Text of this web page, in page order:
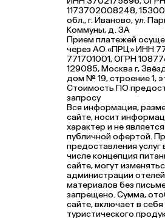
1173702008248,
обл., г. Иваново, ул.
Коммуны, д. ЗА
Прием платежей
через АО «ПРЦ» ИНН
771701001, ОГРН
129085, Москва г,
дом № 19, строение 1,
Стоимость ПО
запросу
Вся информация,
сайте, носит
характер и не
публичной офертой.
предоставления услуг
числе концепция
сайте, могут
администрации
материалов без
запрещено. Сумма,
сайте, включает в
туристического